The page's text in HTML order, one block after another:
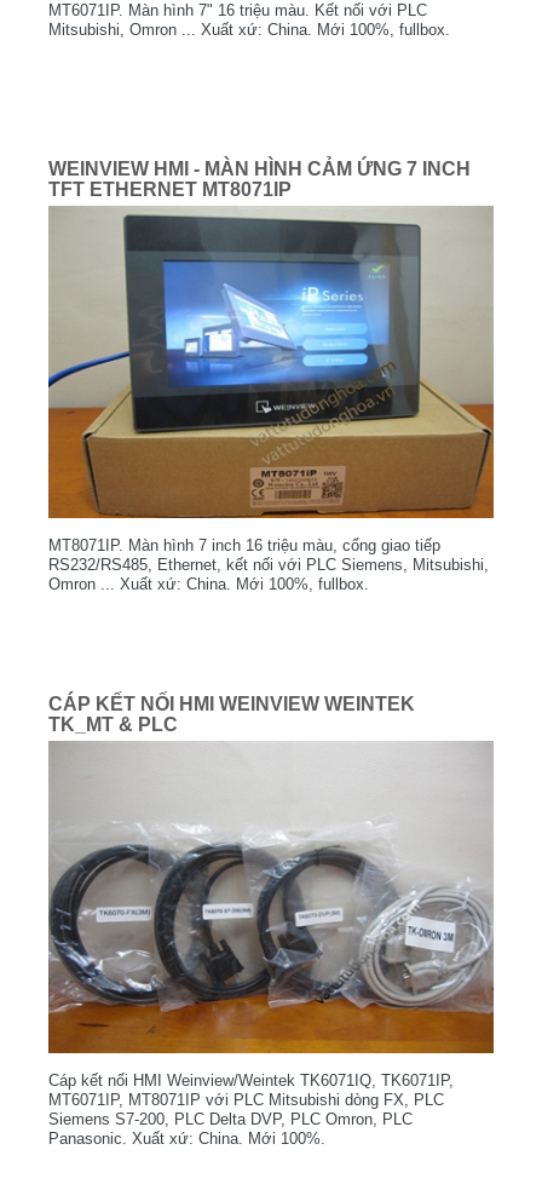
MT6071IP. Màn hình 7" 16 triệu màu. Kết nối với PLC
Mitsubishi, Omron ... Xuất xứ: China. Mới 100%, fullbox.
WEINVIEW HMI - MÀN HÌNH CẢM ỨNG 7 INCH
TFT ETHERNET MT8071IP
MT8071IP. Màn hình 7 inch 16 triệu màu, cổng giao tiếp
RS232/RS485, Ethernet, kết nối với PLC Siemens, Mitsubishi,
Omron ... Xuất xứ: China. Mới 100%, fullbox.
CÁP KẾT NỐI HMI WEINVIEW WEINTEK
TK_MT & PLC
Cáp kết nối HMI Weinview/Weintek TK6071IQ, TK6071IP,
MT6071IP, MT8071IP với PLC Mitsubishi dòng FX, PLC
Siemens S7-200, PLC Delta DVP, PLC Omron, PLC
Panasonic. Xuất xứ: China. Mới 100%.